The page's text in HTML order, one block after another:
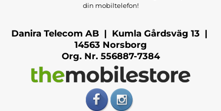
iPhone 17 Skärmskydd – Bevara
Skärmen Repfri
iPhone 17:s skärm är vacker och skarp – och förtjänar
att förbli det. Våra skärmskydd i härdat glas ger ett
din mobiltelefon!
Danira Telecom AB | Kumla Gårdsväg 13 |
14563 Norsborg
Org. Nr. 556887-7384